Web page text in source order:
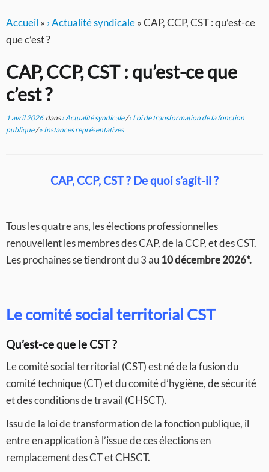
Accueil » › Actualité syndicale»CAP, CCP, CST : qu’est-ce
que c’est ?
CAP, CCP, CST : qu’est-ce que
c’est ?
1 avril 2026dans› Actualité syndicale/› Loi de transformation de la fonction
publique/» Instances représentatives
CAP, CCP, CST ? De quoi s’agit-il ?
Tous les quatre ans, les élections professionnelles
renouvellent les membres des CAP, de la CCP, et des CST.
Les prochaines se tiendront du 3 au 10 décembre 2026*.
Le comité social territorial CST
Qu’est-ce que le CST ?
Le comité social territorial (CST) est né de la fusion du
comité technique (CT) et du comité d’hygiène, de sécurité
et des conditions de travail (CHSCT).
Issu de la loi de transformation de la fonction publique, il
entre en application à l’issue de ces élections en
remplacement des CT et CHSCT.